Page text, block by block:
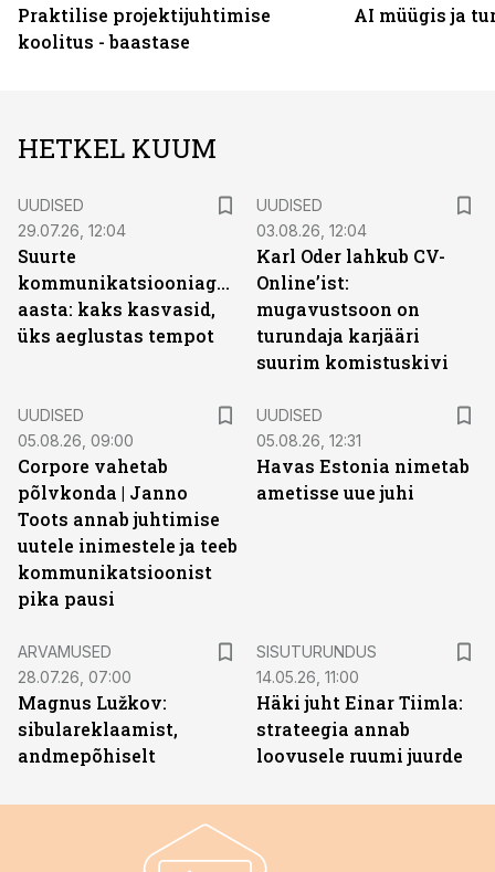
Praktilise projektijuhtimise
koolitus - baastase
AI müügis ja
HETKEL KUUM
UUDISED
29.07.26, 12:04
Suurte
kommunikatsiooniagentuuride
aasta: kaks kasvasid,
üks aeglustas tempot
UUDISED
03.08.26, 12:04
Karl Oder lahkub CV-
Online’ist:
mugavustsoon on
turundaja karjääri
suurim komistuskivi
UUDISED
05.08.26, 09:00
Corpore vahetab
põlvkonda | Janno
Toots annab juhtimise
uutele inimestele ja teeb
kommunikatsioonist
pika pausi
UUDISED
05.08.26, 12:31
Havas Estonia nimetab
ametisse uue juhi
ARVAMUSED
28.07.26, 07:00
Magnus Lužkov:
sibulareklaamist,
andmepõhiselt
SISUTURUNDUS
14.05.26, 11:00
Häki juht Einar Tiimla:
strateegia annab
loovusele ruumi juurde